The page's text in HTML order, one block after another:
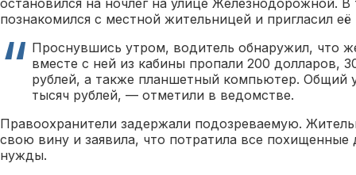
остановился на ночлег на улице Железнодорожной.
познакомился с местной жительницей и пригласил её
Проснувшись утром, водитель обнаружил, что
вместе с ней из кабины пропали 200 долларов,
рублей, а также планшетный компьютер. Общий
тысяч рублей, — отметили в ведомстве.
Правоохранители задержали подозреваемую.
свою вину и заявила, что потратила все похищенные
нужды.